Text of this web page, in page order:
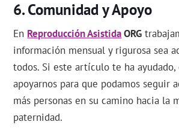
Comunidad y Apoyo
En Reproducción AsistidaORG
información mensual y rigurosa sea
todos. Si este artículo te ha ayudado,
apoyarnos para que podamos seguir
más personas en su camino hacia la
paternidad.